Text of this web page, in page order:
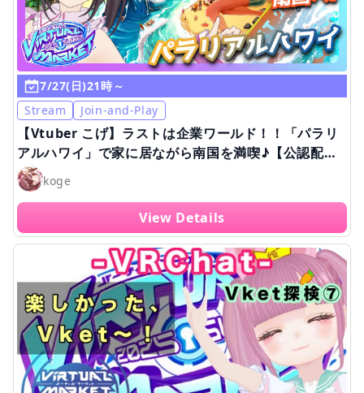
7/27(日)21時～
Stream
Join-and-Play
【Vtuber こげ】ラストは企業ワールド！！「パラリ
アルハワイ」で家に居ながら南国を満喫♪【公認配信/
参加型配信】
koge
View Details